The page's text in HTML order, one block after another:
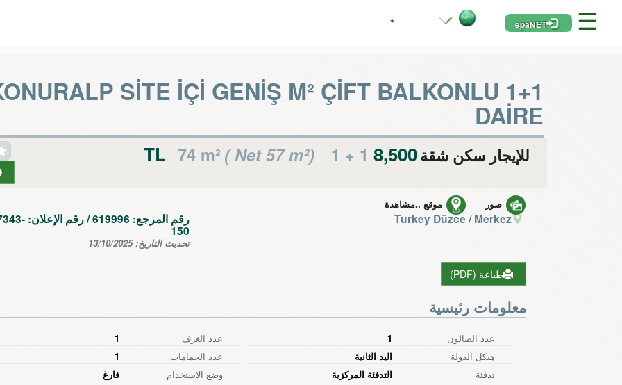
☰
* epaNET
SİTE İÇİ GENİŞ M² ÇİFT BALKONLU 1+1
DAİRE
للإيجار سكن شقة8,500 TL
74 m² ( Net 57 m²) 1 + 1
صور موقع ..مشاهدة
Turkey Düzce / Merkez رقم المرجع: 619996/ رقم الإعلان:
150
تحديث التاريخ:13/10/2025
طباعة (PDF)
معلومات رئيسية
عدد الغرف 1 عدد الصالون
1
عدد الحمامات
1 هيكل الدولة
اليد الثانية
وضع الاستخدام
فارغ تدفئة
التدفئة المركزية